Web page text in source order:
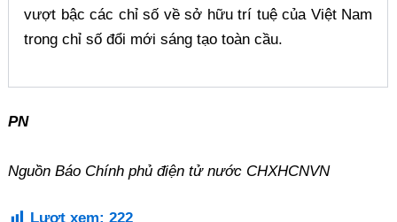
vượt bậc các chỉ số về sở hữu trí tuệ của Việt Nam
trong chỉ số đổi mới sáng tạo toàn cầu.
PN
Nguồn Báo Chính phủ điện tử nước CHXHCNVN
Lượt xem: 222